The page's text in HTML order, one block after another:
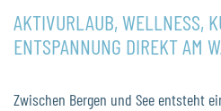
AKTIVURLAUB, WELLNESS,
ENTSPANNUNG DIREKT AM
Zwischen Bergen und See entsteht